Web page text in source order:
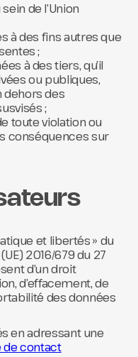
de l’Union
à des fins autres que
;
à des tiers, qu’il
ou publiques,
dehors des
;
toute violation ou
conséquences sur
et libertés » du
2016/679 du 27
d’un droit
d’effacement, de
des données
en adressant une
de contact